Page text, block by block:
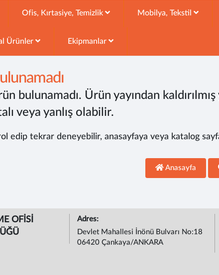
Ofis, Kırtasiye, Temizlik Mobilya, Tekstil
Ürünler Ekipmanlar
bulunamadı. Ürün yayından
veya yanlış olabilir.
edip tekrar deneyebilir, anasayfaya veya katalog
Anasayfa
OFİSİ
Adres:
Devlet Mahallesi İnönü Bulvarı No:18
06420 Çankaya/ANKARA